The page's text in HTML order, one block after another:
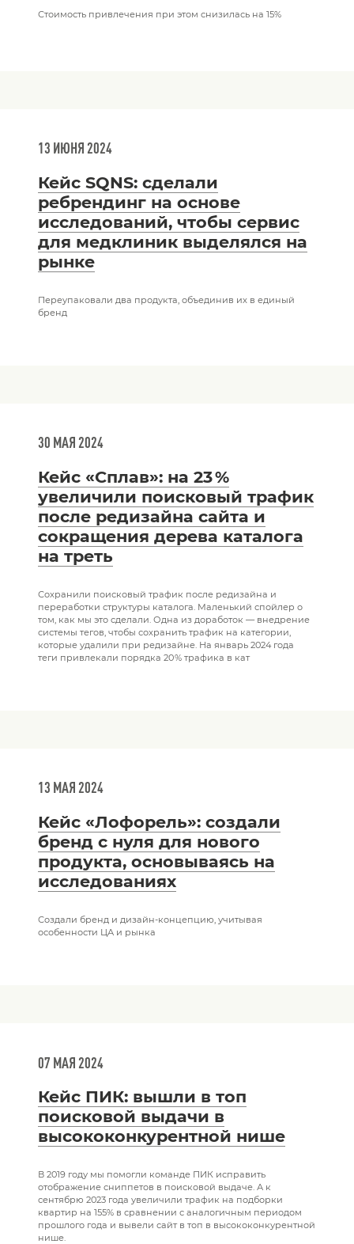
Стоимость привлечения при этом снизилась на 15%
Кейс SQNS: сделали
ребрендинг на основе
исследований, чтобы сервис
для медклиник выделялся на
рынке
13 ИЮНЯ 2024
Переупаковали два продукта, объединив их в единый
бренд
Кейс «Сплав»: на 23 %
увеличили поисковый трафик
после редизайна сайта и
сокращения дерева каталога
на треть
30 МАЯ 2024
Сохранили поисковый трафик после редизайна и
переработки структуры каталога. Маленький спойлер о
том, как мы это сделали. Одна из доработок — внедрение
системы тегов, чтобы сохранить трафик на категории,
которые удалили при редизайне. На январь 2024 года
теги привлекали порядка 20 % трафика в кат
Кейс «Лофорель»: создали
бренд с нуля для нового
продукта, основываясь на
исследованиях
13 МАЯ 2024
Создали бренд и дизайн-концепцию, учитывая
особенности ЦА и рынка
Кейс ПИК: вышли в топ
поисковой выдачи в
высококонкурентной нише
07 МАЯ 2024
В 2019 году мы помогли команде ПИК исправить
отображение сниппетов в поисковой выдаче. А к
сентябрю 2023 года увеличили трафик на подборки
квартир на 155% в сравнении с аналогичным периодом
прошлого года и вывели сайт в топ в высококонкурентной
нише.